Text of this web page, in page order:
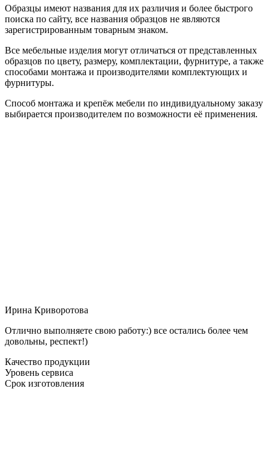
Образцы имеют названия для их различия и более быстрого
поиска по сайту, все названия образцов не являются
зарегистрированным товарным знаком.
Все мебельные изделия могут отличаться от представленных
образцов по цвету, размеру, комплектации, фурнитуре, а также
способами монтажа и производителями комплектующих и
фурнитуры.
Способ монтажа и крепёж мебели по индивидуальному заказу
выбирается производителем по возможности её применения.
Ирина Криворотова
Отлично выполняете свою работу:) все остались более чем
довольны, респект!)
Качество продукции
Уровень сервиса
Срок изготовления